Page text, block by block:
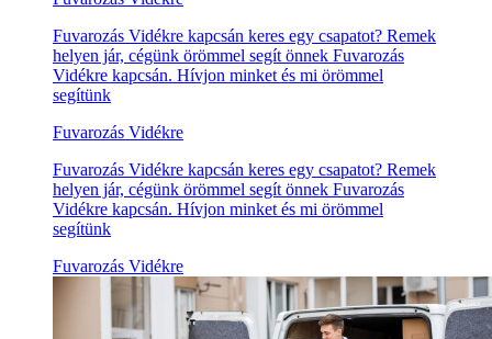
Fuvarozás Vidékre kapcsán keres egy csapatot? Remek
helyen jár, cégünk örömmel segít önnek Fuvarozás
Vidékre kapcsán. Hívjon minket és mi örömmel
segítünk
Fuvarozás Vidékre
Fuvarozás Vidékre kapcsán keres egy csapatot? Remek
helyen jár, cégünk örömmel segít önnek Fuvarozás
Vidékre kapcsán. Hívjon minket és mi örömmel
segítünk
Fuvarozás Vidékre